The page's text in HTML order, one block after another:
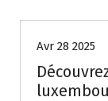
Avr 28 2025